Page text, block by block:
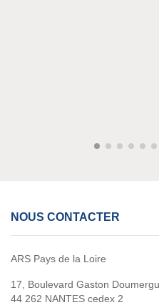
NOUS CONTACTER
ARS Pays de la Loire
17, Boulevard Gaston
44 262 NANTES cedex 2